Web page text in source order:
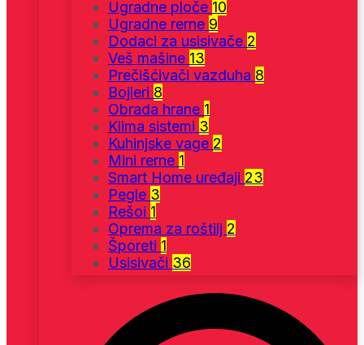
Ugradne ploče 10
Ugradne rerne 9
Dodaci za usisivače 2
Veš mašine 13
Prečišćivači vazduha 8
Bojleri 8
Obrada hrane 1
Klima sistemi 3
Kuhinjske vage 2
Mini rerne 1
Smart Home uređaji 23
Pegle 3
Rešoi 1
Oprema za roštilj 2
Šporeti 1
Usisivači 36